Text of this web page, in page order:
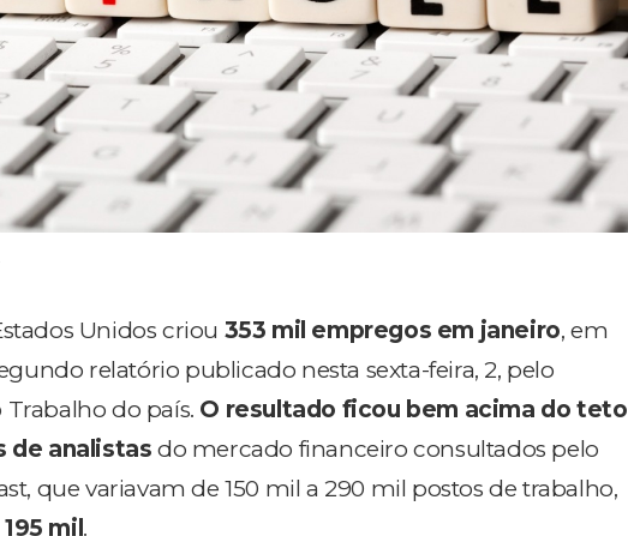
Unidos criou 353 mil empregos em janeiro, em
relatório publicado nesta sexta-feira, 2, pelo
do país. O resultado ficou bem acima do teto
de analistas do mercado financeiro consultados pelo
que variavam de 150 mil a 290 mil postos de trabalho,
mil .